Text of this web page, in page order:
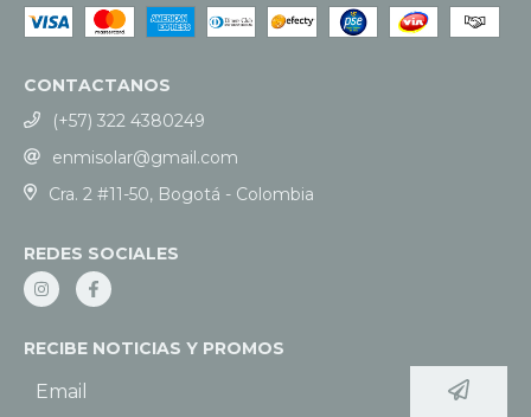
CONTACTANOS
(+57) 322 4380249
enmisolar@gmail.com
Cra. 2 #11-50, Bogotá - Colombia
REDES SOCIALES
RECIBE NOTICIAS Y PROMOS